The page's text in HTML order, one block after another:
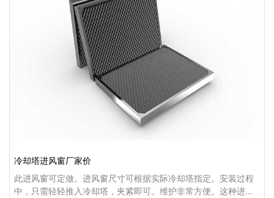
冷却塔进风窗厂家价
此进风窗可定做。进风窗尺寸可根据实际冷却塔指定。安装过程
中，只需轻轻推入冷却塔，夹紧即可。维护非常方便。这种进风